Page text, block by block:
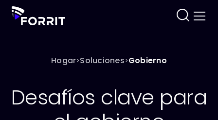
Hogar>Soluciones>Gobierno
Desafíos clave para